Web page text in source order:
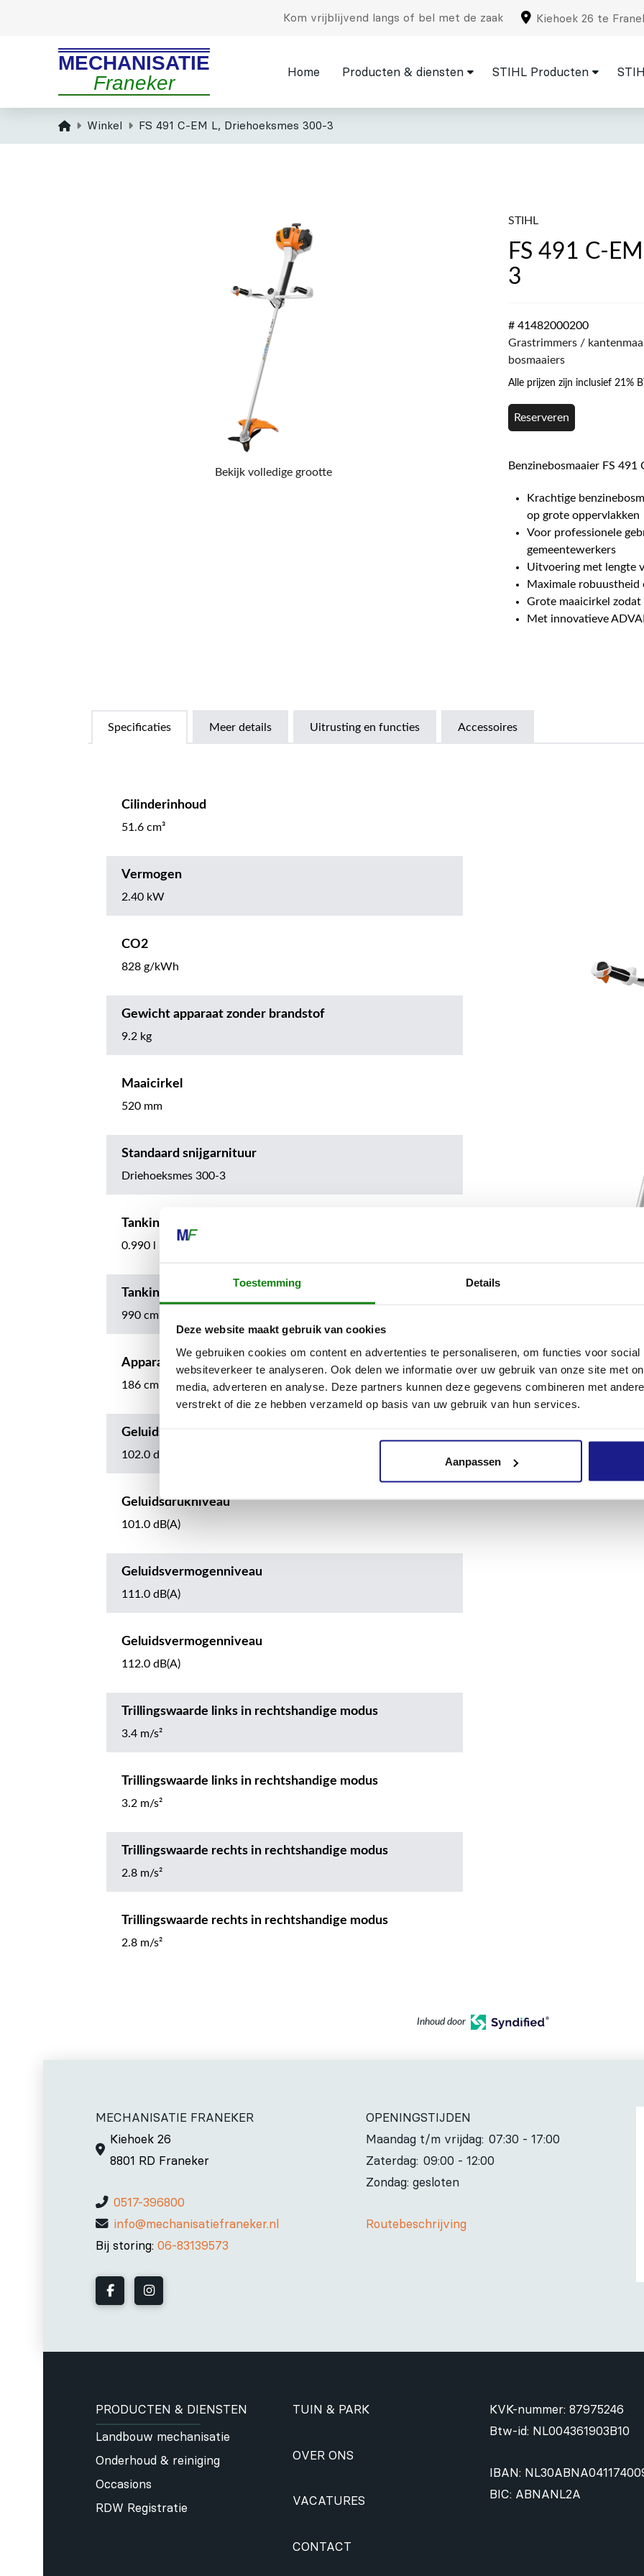
Toestemming Details
Deze website maakt gebruik van cookies
We gebruiken cookies om content en advertenties te personaliseren, om functies voor
websiteverkeer te analyseren. Ook delen we informatie over uw gebruik van onze site met
media, adverteren en analyse. Deze partners kunnen deze gegevens combineren met
verstrekt of die ze hebben verzameld op basis van uw gebruik van hun services.
Aanpassen
Kom vrijblijvend langs of bel met de zaak Kiehoek 26 te
MECHANISATIE
Franeker
Home Producten & diensten STIHL Producten
HomeWinkel FS 491 C-EM L, Driehoeksmes 300-3
Bekijk volledige grootte
STIHL
FS 491 C-
3
# 41482000200
Grastrimmers /
bosmaaiers
Alle prijzen zijn inclusief 21%
Reserveren
Benzinebosmaaier FS
Krachtige
op grote oppervlakken
Voor professionele
gemeentewerkers
Uitvoering met lengte
Maximale robuustheid
Grote maaicirkel
Met innovatieve
Specificaties Meer details Uitrusting en functies Accessoires
Cilinderinhoud
51.6 cm³
Vermogen
2.40 kW
CO2
828 g/kWh
Gewicht apparaat zonder brandstof
9.2 kg
Maaicirkel
520 mm
Standaard snijgarnituur
Driehoeksmes 300-3
Tankinhoud
0.990 l
Tankinhoud
990 cm³
Apparaatlengte zonder snijgereedschap
186 cm
Geluidsdrukniveau
102.0 dB(A)
Geluidsdrukniveau
101.0 dB(A)
Geluidsvermogenniveau
111.0 dB(A)
Geluidsvermogenniveau
112.0 dB(A)
Trillingswaarde links in rechtshandige modus
3.4 m/s²
Trillingswaarde links in rechtshandige modus
3.2 m/s²
Trillingswaarde rechts in rechtshandige modus
2.8 m/s²
Trillingswaarde rechts in rechtshandige modus
2.8 m/s²
Inhoud door
MECHANISATIE FRANEKER
Kiehoek 26
8801 RD Franeker
0517-396800
info@mechanisatiefraneker.nl
Bij storing:06-83139573
OPENINGSTIJDEN
Maandag t/m vrijdag: 07:30 - 17:00
Zaterdag: 09:00 - 12:00
Zondag: gesloten
Routebeschrijving
PRODUCTEN & DIENSTEN
Landbouw mechanisatie
Onderhoud & reiniging
Occasions
RDW Registratie
TUIN & PARK
OVER ONS
VACATURES
CONTACT
KVK-nummer: 87975246
Btw-id: NL004361903B10
IBAN:
BIC: ABNANL2A